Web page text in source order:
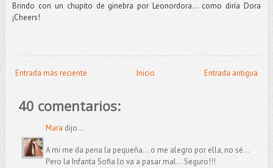
Brindo con un chupito de ginebra por Leonordora... como diría Dora
¡Cheers!
Entrada más reciente Entrada antigua
Inicio
40 comentarios:
Mara dijo...
A mi me da pena la pequeña... o me alegro por ella, no sé...
Pero la Infanta Sofia lo va a pasar mal... Seguro!!!